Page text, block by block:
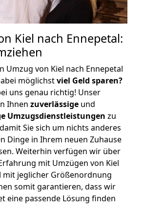
Kiel nach Ennepetal:
Umzug von Kiel nach Ennepetal
möglichstviel Geld sparen?
uns genau richtig! Unser
Ihnen zuverlässige und
Umzugsdienstleistungen zu
Sie sich um nichts anderes
Dinge in Ihrem neuen Zuhause
Weiterhin verfügen wir über
mit Umzügen von Kiel
mit jeglicher Größenordnung
somit garantieren, dass wir
eine passende Lösung finden